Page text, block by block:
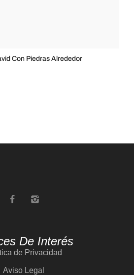
Con Piedras Alrededor
De Interés
de Privacidad
Aviso Legal